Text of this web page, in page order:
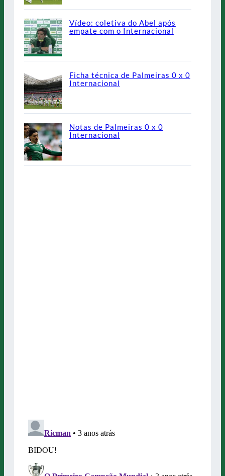
Vídeo: coletiva do Abel após
empate com o Internacional
Ficha técnica de Palmeiras 0 x 0
Internacional
Notas de Palmeiras 0 x 0
Internacional